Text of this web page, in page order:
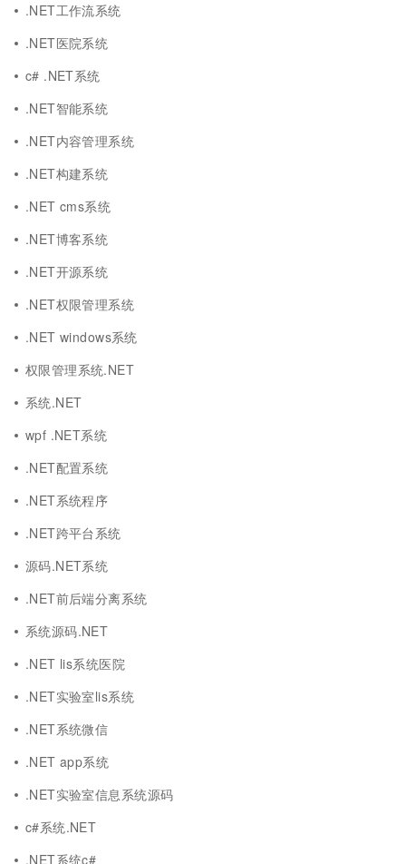
.NET工作流系统
.NET医院系统
c# .NET系统
.NET智能系统
.NET内容管理系统
.NET构建系统
.NET cms系统
.NET博客系统
.NET开源系统
.NET权限管理系统
.NET windows系统
权限管理系统.NET
系统.NET
wpf .NET系统
.NET配置系统
.NET系统程序
.NET跨平台系统
源码.NET系统
.NET前后端分离系统
系统源码.NET
.NET lis系统医院
.NET实验室lis系统
.NET系统微信
.NET app系统
.NET实验室信息系统源码
c#系统.NET
.NET系统c#